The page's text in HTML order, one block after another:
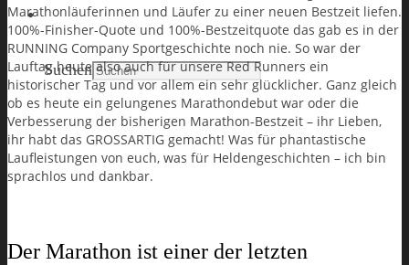
Search
Suchen
Marathonläuferinnen und Läufer zu einer neuen Bestzeit liefen.
100%-Finisher-Quote und 100%-Bestzeitquote das gab es in der
RUNNING Company Sportgeschichte noch nie. So war der
Lauftag heute also auch für unsere Red Runners ein
historischer Tag und vor allem ein sehr glücklicher. Ganz gleich
ob es heute ein gelungenes Marathondebut war oder die
Verbesserung der bisherigen Marathon-Bestzeit – ihr Lieben,
ihr habt das GROSSARTIG gemacht! Was für phantastische
Laufleistungen von euch, was für Heldengeschichten – ich bin
sprachlos und dankbar.
Der Marathon ist einer der letzten